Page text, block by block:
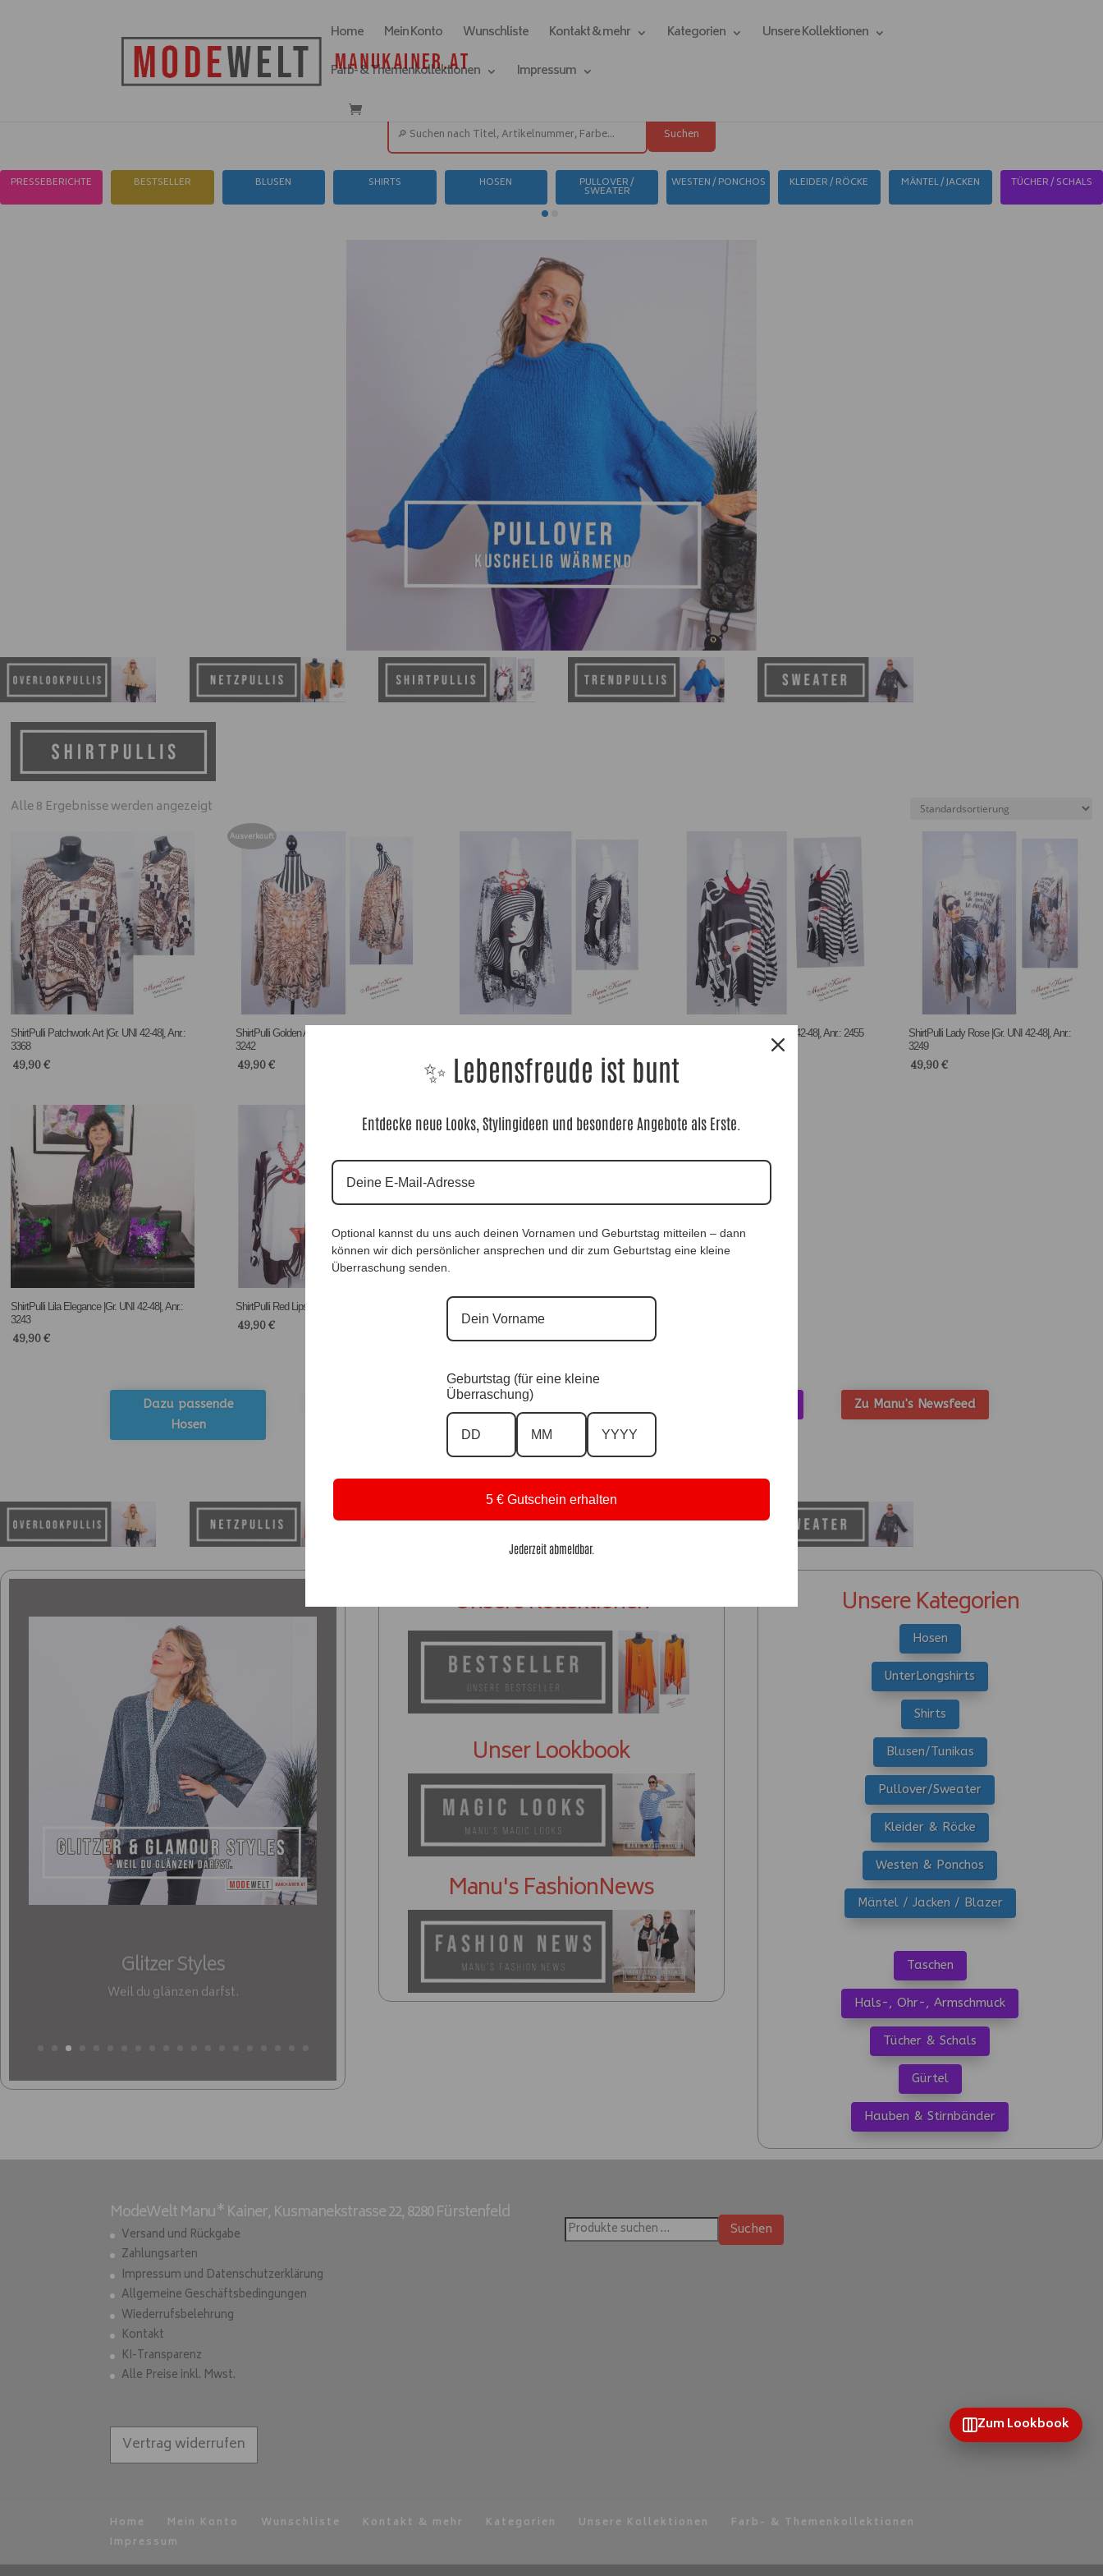
Home Mein Konto Wunschliste Kontakt & mehr Kategorien
Unsere Kollektionen
Farb- & Themenkollektionen
Impressum
Suchen
PRESSEBERICHTE BESTSELLER BLUSEN SHIRTS HOSEN PULLOVER /
SWEATER
WESTEN / PONCHOS KLEIDER / RÖCKE MÄNTEL / JACKEN TÜCHER / SCHALS
Alle 8 Ergebnisse werden angezeigt
ShirtPulli Patchwork Art |Gr. UNI 42-48|, Anr.:
3368
49,90€
Ausverkauft
ShirtPulli Golden Animal |Gr. UNI 42-48|, Anr.:
3242
49,90€
ShirtPulli Lady Red |Gr. UNI 42-48|, Anr.: 2455
ShirtPulli Lady Rose |Gr. UNI 42-48|, Anr.:
3249
49,90€
ShirtPulli Lila Elegance |Gr. UNI 42-48|, Anr.:
3243
49,90€
ShirtPulli Red Lips |Gr. UNI 42-48|, Anr.: 2456
49,90€
2733
59,90€
Dazu passende
Hosen
Zu unseren
Zu Manu's Newsfeed
Glitzer Styles
Weil du glänzen darfst.
Unsere Kollektionen
Unser Lookbook
Manu's FashionNews
Unsere Kategorien
Hosen
UnterLongshirts
Shirts
Blusen/Tunikas
Pullover/Sweater
Kleider & Röcke
Westen & Ponchos
Mäntel / Jacken / Blazer
Taschen
Hals-, Ohr-, Armschmuck
Tücher & Schals
Gürtel
Hauben & Stirnbänder
ModeWelt Manu* Kainer, Kusmanekstrasse 22, 8280 Fürstenfeld
Versand und Rückgabe
Zahlungsarten
Impressum und Datenschutzerklärung
Allgemeine Geschäftsbedingungen
Wiederrufsbelehrung
Kontakt
KI-Transparenz
Alle Preise inkl. Mwst.
Vertrag widerrufen
Suchen Suchen
Home Mein Konto Wunschliste Kontakt & mehr Kategorien Unsere Kollektionen
Farb- & Themenkollektionen
Impressum
Zum Lookbook
✨ Lebensfreude ist bunt
Entdecke neue Looks, Stylingideen und besondere Angebote als Erste.
Optional kannst du uns auch deinen Vornamen und Geburtstag mitteilen – dann
können wir dich persönlicher ansprechen und dir zum Geburtstag eine kleine
Überraschung senden.
Geburtstag (für eine kleine
Überraschung)
5 € Gutschein erhalten
Jederzeit abmeldbar.